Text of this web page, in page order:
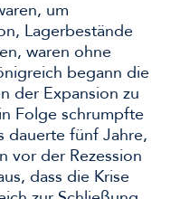
um
Lagerbestände
waren ohne
begann die
der Expansion zu
Folge schrumpfte
dauerte fünf Jahre,
vor der Rezession
dass die Krise